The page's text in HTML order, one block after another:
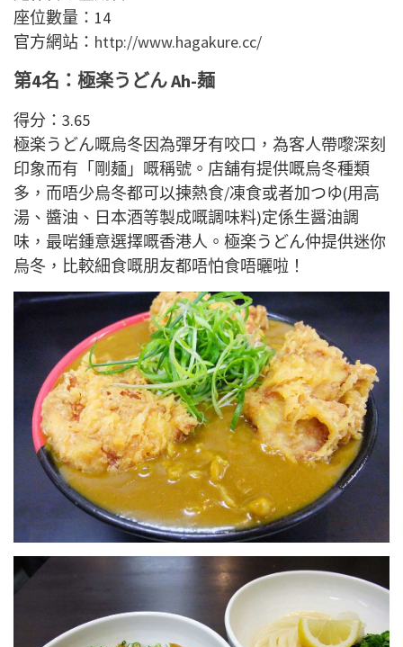
座位數量：14
官方網站： http://www.hagakure.cc/
第4名：極楽うどん Ah-麺
得分：3.65
極楽うどん嘅烏冬因為彈牙有咬口，為客人帶嚟深刻
印象而有「剛麺」嘅稱號。店舖有提供嘅烏冬種類
多，而唔少烏冬都可以揀熱食/凍食或者加つゆ(用高
湯、醬油、日本酒等製成嘅調味料)定係生醤油調
味，最啱鍾意選擇嘅香港人。極楽うどん仲提供迷你
烏冬，比較細食嘅朋友都唔怕食唔曬啦！